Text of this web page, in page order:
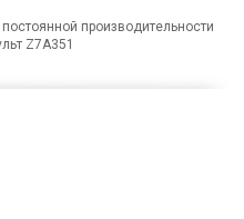
производительности
Z7A351